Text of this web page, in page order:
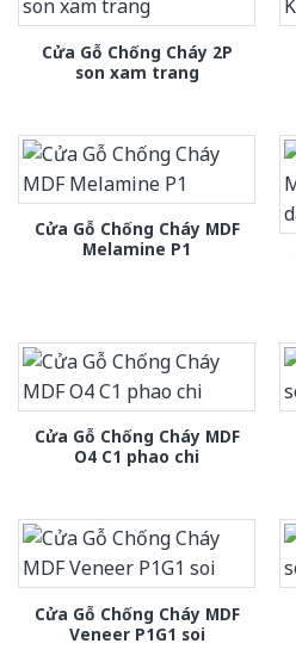
Cửa Gỗ Chống Cháy 2P
son xam trang
Cửa Gỗ Chống Cháy MDF
Melamine P1
Cửa Gỗ Chống Cháy MDF
O4 C1 phao chi
Cửa Gỗ Chống Cháy MDF
Veneer P1G1 soi